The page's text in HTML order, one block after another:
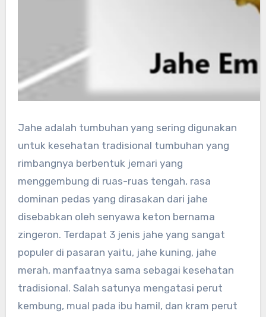
Jahe adalah tumbuhan yang sering digunakan
untuk kesehatan tradisional tumbuhan yang
rimbangnya berbentuk jemari yang
menggembung di ruas-ruas tengah, rasa
dominan pedas yang dirasakan dari jahe
disebabkan oleh senyawa keton bernama
zingeron. Terdapat 3 jenis jahe yang sangat
populer di pasaran yaitu, jahe kuning, jahe
merah, manfaatnya sama sebagai kesehatan
tradisional. Salah satunya mengatasi perut
kembung, mual pada ibu hamil, dan kram perut